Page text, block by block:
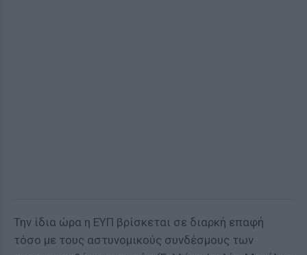
Την ίδια ώρα η ΕΥΠ βρίσκεται σε διαρκή επαφή
τόσο με τους αστυνομικούς συνδέσμους των